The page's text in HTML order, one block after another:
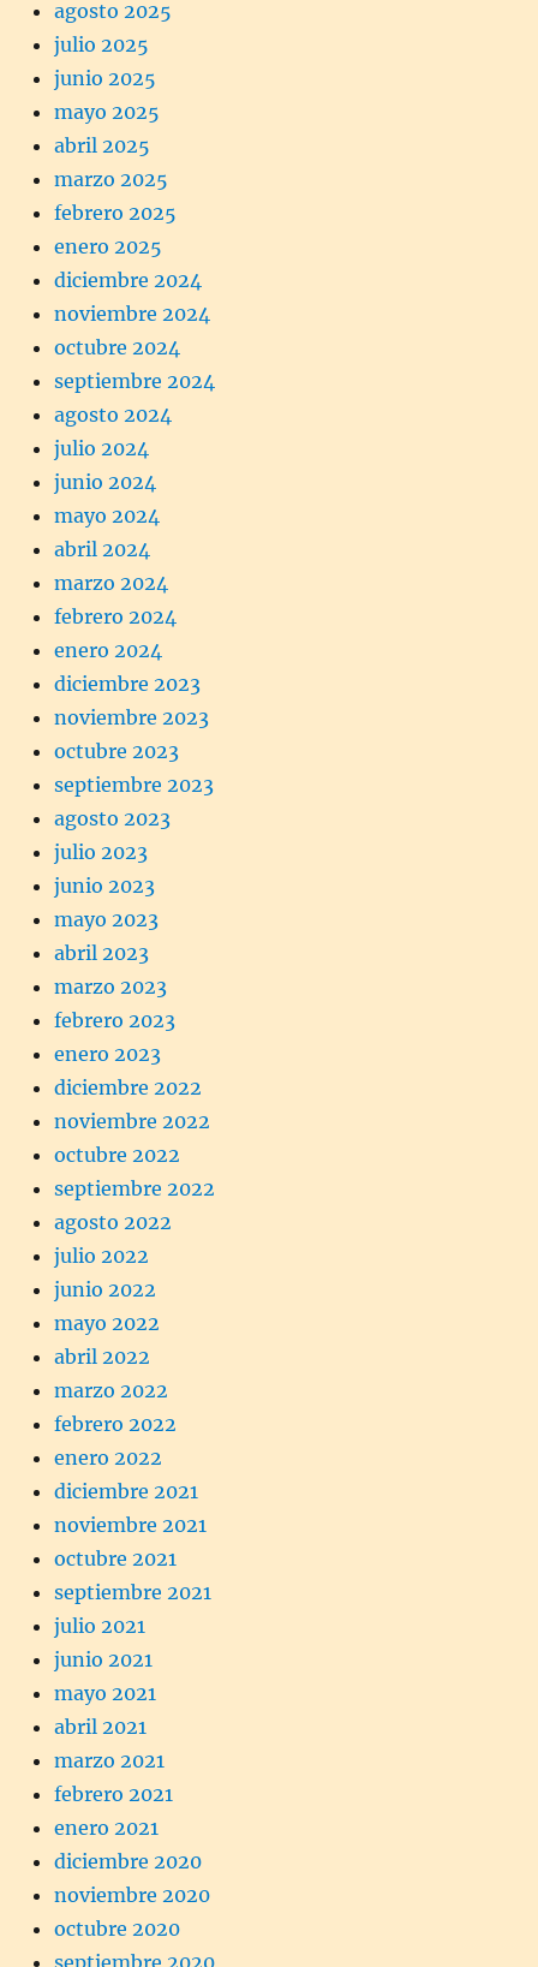
agosto 2025
julio 2025
junio 2025
mayo 2025
abril 2025
marzo 2025
febrero 2025
enero 2025
diciembre 2024
noviembre 2024
octubre 2024
septiembre 2024
agosto 2024
julio 2024
junio 2024
mayo 2024
abril 2024
marzo 2024
febrero 2024
enero 2024
diciembre 2023
noviembre 2023
octubre 2023
septiembre 2023
agosto 2023
julio 2023
junio 2023
mayo 2023
abril 2023
marzo 2023
febrero 2023
enero 2023
diciembre 2022
noviembre 2022
octubre 2022
septiembre 2022
agosto 2022
julio 2022
junio 2022
mayo 2022
abril 2022
marzo 2022
febrero 2022
enero 2022
diciembre 2021
noviembre 2021
octubre 2021
septiembre 2021
julio 2021
junio 2021
mayo 2021
abril 2021
marzo 2021
febrero 2021
enero 2021
diciembre 2020
noviembre 2020
octubre 2020
septiembre 2020